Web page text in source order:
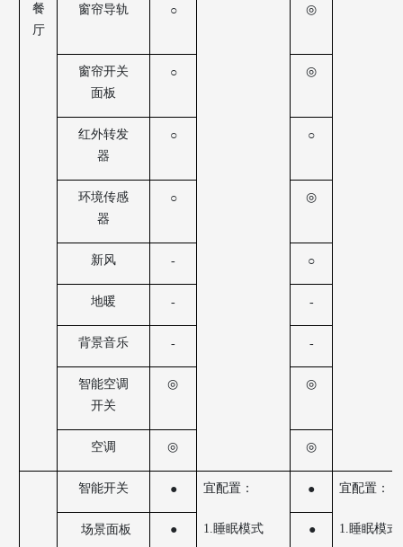
餐
厅
窗帘导轨 ○ ◎
窗帘开关
面板
○ ◎
红外转发
器
○ ○
环境传感
器
○ ◎
新风 - ○
地暖 - -
背景音乐 - -
智能空调
开关
◎ ◎
空调 ◎ ◎
智能开关 ● 宜配置： ● 宜配置：
场景面板 ● 1.睡眠模式 ● 1.睡眠模式